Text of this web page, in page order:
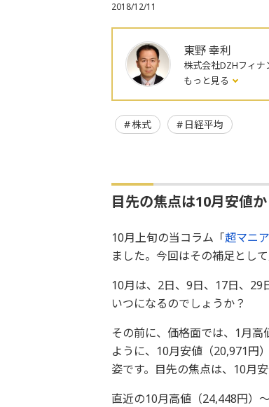
2018/12/11
東野 幸利
株式会社DZHフィ
もっと見る
株式 日経平均
目先の焦点は10月安値
10月上旬の当コラム「超マニ
ました。今回はその補足とし
10月は、2日、9日、17日、
いつになるのでしょうか？
その前に、価格面では、1月
ように、10月安値（20,971円
姿です。目先の焦点は、10月
直近の10月高値（24,448円）